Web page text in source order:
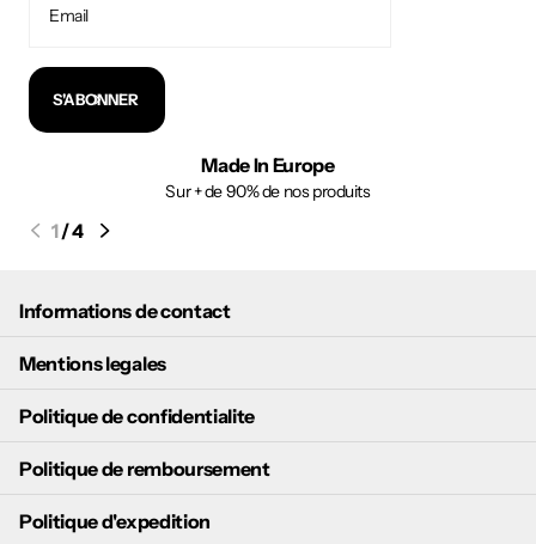
S'ABONNER
Made In Europe
Sur + de 90% de nos produits
1/4
Informations de contact
Mentions legales
Politique de confidentialite
Politique de remboursement
Politique d'expedition